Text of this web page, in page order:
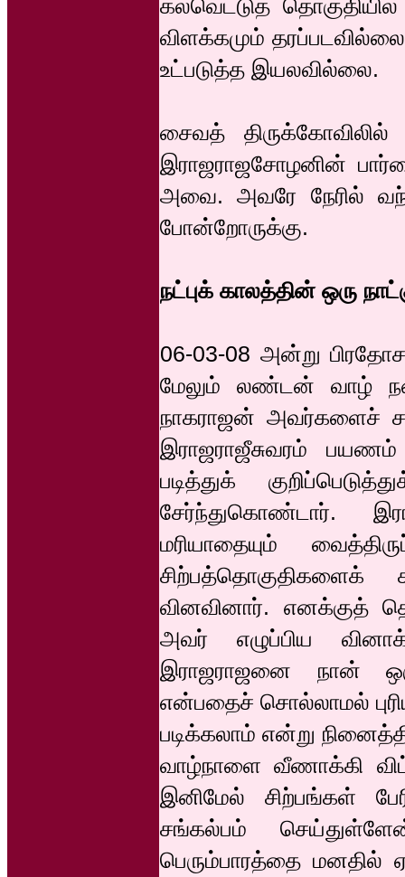
கல்வெட்டுத்
விளக்கமும்
உட்படுத்த இயலவில்லை.
சைவத்
இராஜராஜசோழனின்
அவை. அவரே நேரில்
போன்றோருக்கு.
நட்புக் காலத்தின் ஒரு
06-03-08 அன்று
மேலும் லண்டன் வாழ்
நாகராஜன் அவர்களைச்
இராஜராஜீசுவரம்
படித்துக்
சேர்ந்துகொண்டார்.
மரியாதையும்
வினவினார். எனக்குத்
அவர் எழுப்பிய
இராஜராஜனை நான்
என்பதைச் சொல்லாமல்
படிக்கலாம் என்று
வாழ்நாளை வீணாக்கி
இனிமேல் சிற்பங்கள்
சங்கல்பம்
பெரும்பாரத்தை மனதில்